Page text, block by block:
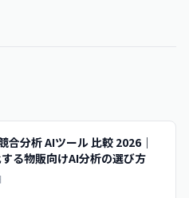
合分析 AIツール 比較 2026｜
る物販向けAI分析の選び方